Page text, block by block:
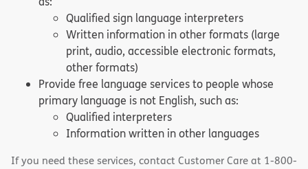
Qualified sign language interpreters
Written information in other formats (large
print, audio, accessible electronic formats,
other formats)
Provide free language services to people whose
primary language is not English, such as:
Qualified interpreters
Information written in other languages
If you need these services, contact Customer Care at 1-800-